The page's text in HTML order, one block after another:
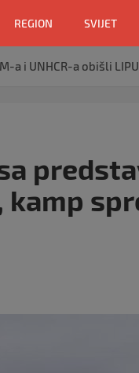
REGION SVIJET
a i UNHCR-a obišli
kamp